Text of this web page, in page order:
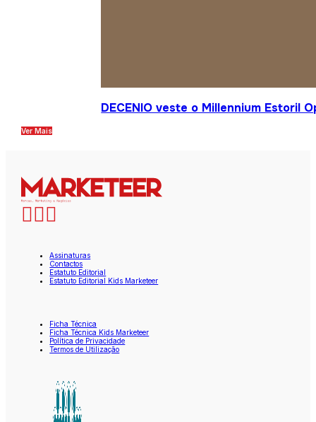
DECENIO veste o Millennium Estoril
Ver Mais
Assinaturas
Contactos
Estatuto Editorial
Estatuto Editorial Kids Marketeer
Ficha Técnica
Ficha Técnica Kids Marketeer
Política de Privacidade
Termos de Utilização